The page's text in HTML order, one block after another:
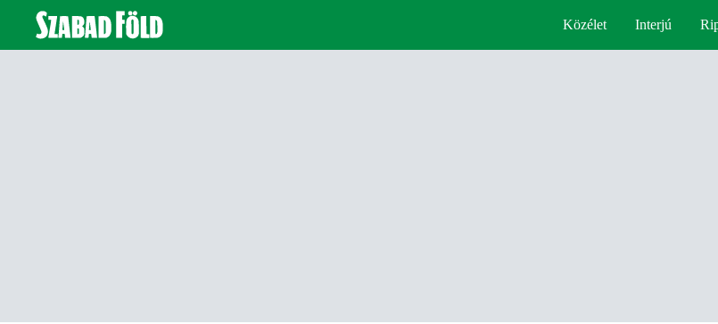
Közélet Interjú